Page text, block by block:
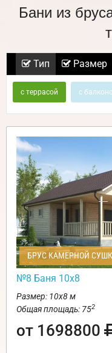
Бани из
Тип Размер
с террасой с
БРУС КАМЕРНОЙ
№8 Баня 10х8
Размер: 10х8 м
Общая площадь: 752
от 1698800